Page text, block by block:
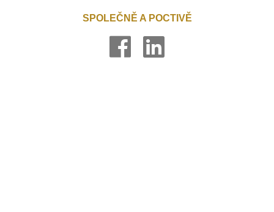
SPOLEČNĚ A POCTIVĚ